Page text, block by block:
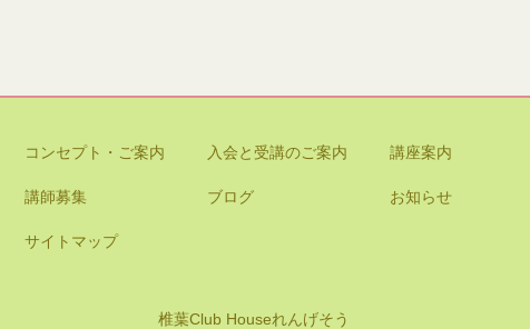
コンセプト・ご案内 入会と受講のご案内 講座案内
講師募集 ブログ お知らせ
サイトマップ
椎葉Club Houseれんげそう